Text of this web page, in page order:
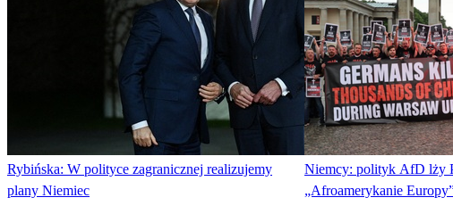
Rybińska: W polityce zagranicznej realizujemy
plany Niemiec
Niemcy: polityk AfD lży
„Afroamerykanie